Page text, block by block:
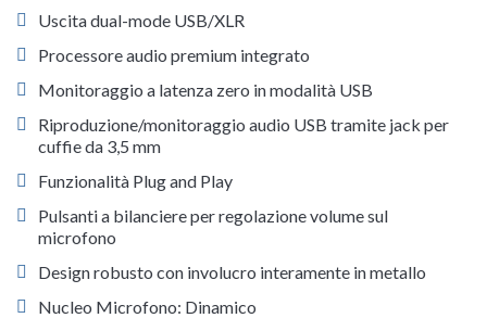
Uscita dual-mode USB/XLR
Processore audio premium integrato
Monitoraggio a latenza zero in modalità USB
Riproduzione/monitoraggio audio USB tramite jack per
cuffie da 3,5 mm
Funzionalità Plug and Play
Pulsanti a bilanciere per regolazione volume sul
microfono
Design robusto con involucro interamente in metallo
Nucleo Microfono: Dinamico